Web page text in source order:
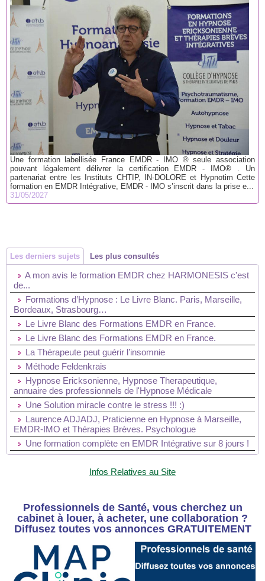
Une formation labellisée France EMDR - IMO ® seule association
pouvant légalement délivrer la certification EMDR - IMO® . Un
partenariat entre les Instituts CHTIP, IN-DOLORE et Hypnotim Cette
formation en EMDR Intégrative, EMDR - IMO s’inscrit dans la prise e...
31/05/2027
Les derniers sujets Les plus consultés
A mon avis le formation EMDR chez HARMONESIS c'est
de...
Formations d’Hypnose : Le Livre Blanc. Paris, Marseille,
Bordeaux, Strasbourg…
Le Livre Blanc des Formations EMDR en France.
Le Livre Blanc des Formations EMDR en France.
La Thérapeute peut guérir l’insomnie
Méthode Feldenkrais
Hypnose Ericksonienne, Hypnose Therapeutique,
annuaire des professionnels de l'Hypnose Médicale
Une Solution miracle contre le stress !!! :)
Laurence ADJADJ, Praticienne en Hypnose à Marseille,
EMDR-IMO et Thérapies Brèves. Psychologue
Une formation complète en EMDR Intégrative sur 8 jours !
Infos Relatives au Site
Professionnels de Santé, vous cherchez un
cabinet à louer, à acheter, une collaboration ?
Diffusez toutes vos annonces GRATUITEMENT